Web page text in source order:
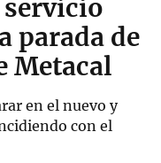
servicio
parada de
Metacal
en el nuevo y
con el